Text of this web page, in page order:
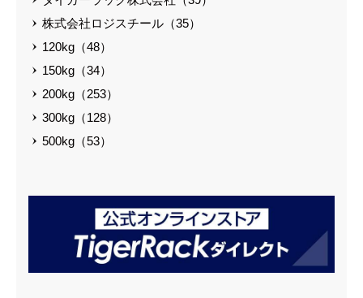
株式会社ロジスチール（35）
120kg（48）
150kg（34）
200kg（253）
300kg（128）
500kg（53）